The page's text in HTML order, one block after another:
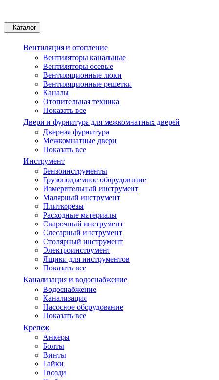
Каталог
Вентиляция и отопление
Вентиляторы канальные
Вентиляторы осевые
Вентиляционные люки
Вентиляционные решетки
Каналы
Отопительная техника
Показать все
Двери и фурнитура для межкомнатных дверей
Дверная фурнитура
Межкомнатные двери
Показать все
Инструмент
Бензоинструменты
Грузоподъемное оборудование
Измерительный инструмент
Малярный инструмент
Плиткорезы
Расходные материалы
Сварочный инструмент
Слесарный инструмент
Столярный инструмент
Электроинструмент
Ящики для инструментов
Показать все
Канализация и водоснабжение
Водоснабжение
Канализация
Насосное оборудование
Показать все
Крепеж
Анкеры
Болты
Винты
Гайки
Гвозди